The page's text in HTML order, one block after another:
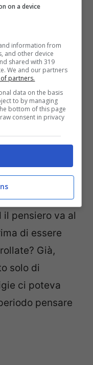
ha detto
a Gatwick
sono stati
Creta e
sono arrivati
di vacanza.
chiarire come
E’
valigia
il pensiero va al
di essere
Già,
solo di
ci poteva
pensare
on a device
information from
and other device
shared with 319
We and our partners
of partners.
data on the basis
to by managing
bottom of this page
consent in privacy